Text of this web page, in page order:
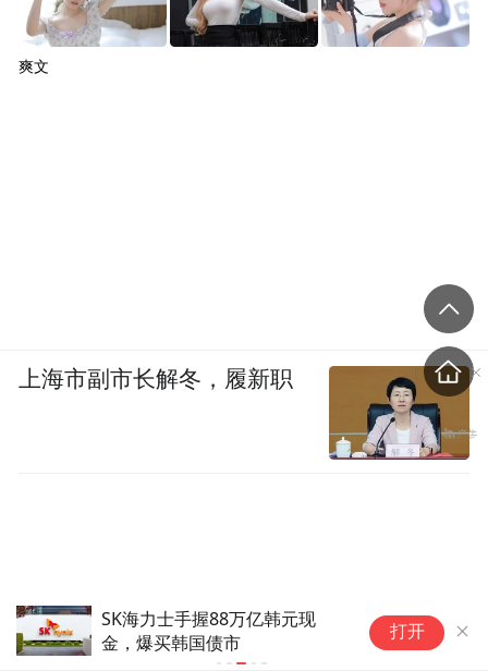
SK海力士手握88万亿韩元现
金，爆买韩国债市
打开
爽文
上海市副市长解冬，履新职